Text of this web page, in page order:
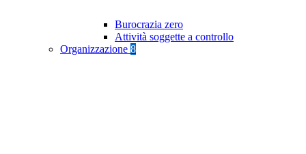
Burocrazia zero
Attività soggette a controllo
Organizzazione 8